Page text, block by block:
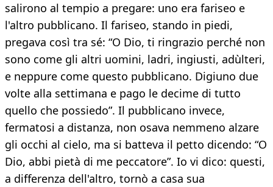
salirono al tempio a pregare: uno era fariseo e
l'altro pubblicano. Il fariseo, stando in piedi,
pregava così tra sé: “O Dio, ti ringrazio perché non
sono come gli altri uomini, ladri, ingiusti, adùlteri,
e neppure come questo pubblicano. Digiuno due
volte alla settimana e pago le decime di tutto
quello che possiedo”. Il pubblicano invece,
fermatosi a distanza, non osava nemmeno alzare
gli occhi al cielo, ma si batteva il petto dicendo: “O
Dio, abbi pietà di me peccatore”. Io vi dico: questi,
a differenza dell'altro, tornò a casa sua